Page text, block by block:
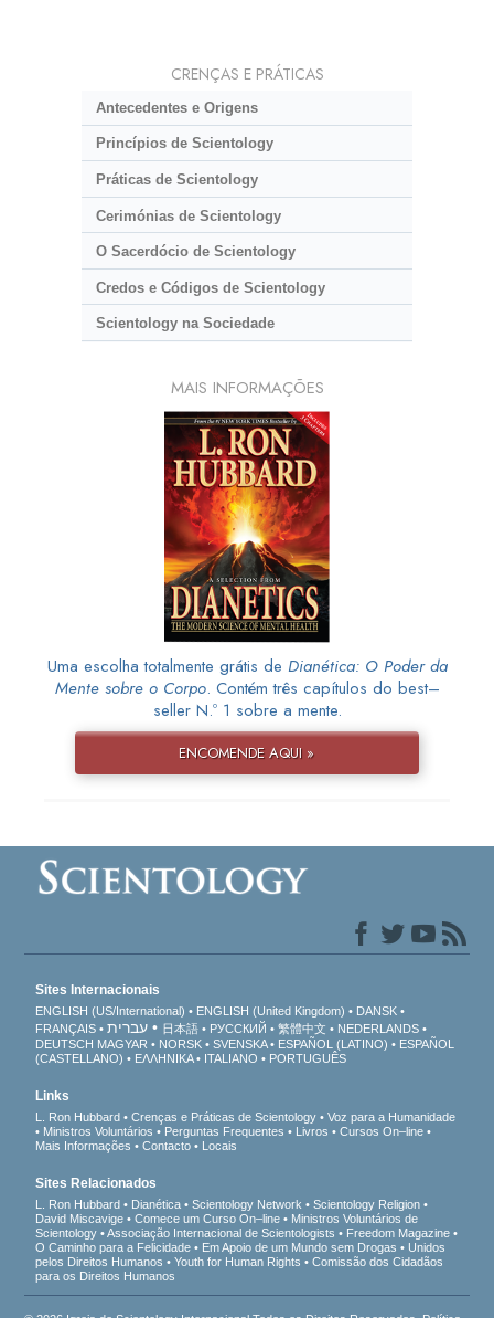
CRENÇAS E PRÁTICAS
Antecedentes e Origens
Princípios de Scientology
Práticas de Scientology
Cerimónias de Scientology
O Sacerdócio de Scientology
Credos e Códigos de Scientology
Scientology na Sociedade
MAIS INFORMAÇÕES
Uma escolha totalmente grátis de Dianética: O Poder da
Mente sobre o Corpo. Contém três capítulos do best–
seller N.º 1 sobre a mente.
ENCOMENDE AQUI »
Sites Internacionais
ENGLISH (US/International) ENGLISH (United Kingdom)
DANSK
FRANÇAIS
עברית 日本語 РУССКИЙ 繁體中文
NEDERLANDS
DEUTSCH MAGYAR NORSK SVENSKA ESPAÑOL (LATINO)
ESPAÑOL
(CASTELLANO)
ΕΛΛΗΝΙΚA ITALIANO PORTUGUÊS
Links
L. Ron Hubbard Crenças e Práticas de Scientology
Voz para a Humanidade
Ministros Voluntários
Perguntas Frequentes Livros
Cursos On–line
Mais Informações
Contacto Locais
Sites Relacionados
L. Ron Hubbard Dianética Scientology Network
Scientology Religion
David Miscavige
Comece um Curso On–line
Ministros Voluntários de
Scientology
Associação Internacional de Scientologists
Freedom Magazine
O Caminho para a Felicidade
Em Apoio de um Mundo sem Drogas
Unidos
pelos Direitos Humanos
Youth for Human Rights
Comissão dos Cidadãos
para os Direitos Humanos